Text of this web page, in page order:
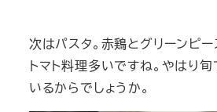
次はパスタ。赤鶏とグリーンピー
トマト料理多いですね。やはり
いるからでしょうか。